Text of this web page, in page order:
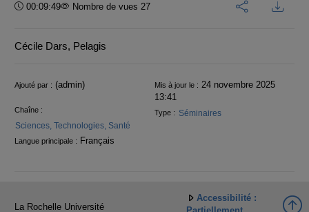
Durée :
00:09:49 Nombre de vues 27
Cécile Dars, Pelagis
Informations
Ajouté par : (admin) Mis à jour le : 24 novembre 2025
13:41
Chaîne :
Sciences, Technologies, Santé
Type : Séminaires
Langue principale : Français
La Rochelle Université
Accessibilité :